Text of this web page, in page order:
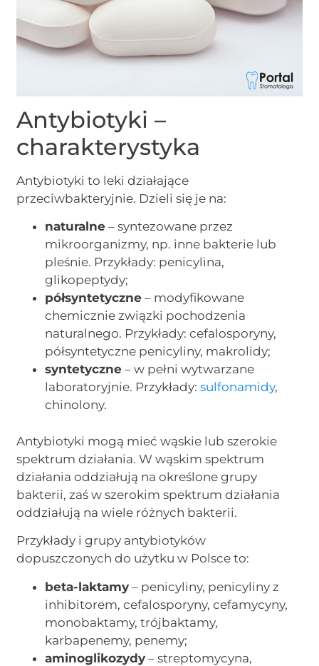
Antybiotyki –
charakterystyka
Antybiotyki to leki działające
przeciwbakteryjnie. Dzieli się je na:
naturalne – syntezowane przez
mikroorganizmy, np. inne bakterie lub
pleśnie. Przykłady: penicylina,
glikopeptydy;
półsyntetyczne – modyfikowane
chemicznie związki pochodzenia
naturalnego. Przykłady: cefalosporyny,
półsyntetyczne penicyliny, makrolidy;
syntetyczne – w pełni wytwarzane
laboratoryjnie. Przykłady:sulfonamidy,
chinolony.
Antybiotyki mogą mieć wąskie lub szerokie
spektrum działania. W wąskim spektrum
działania oddziałują na określone grupy
bakterii, zaś w szerokim spektrum działania
oddziałują na wiele różnych bakterii.
Przykłady i grupy antybiotyków
dopuszczonych do użytku w Polsce to:
beta-laktamy – penicyliny, penicyliny z
inhibitorem, cefalosporyny, cefamycyny,
monobaktamy, trójbaktamy,
karbapenemy, penemy;
aminoglikozydy – streptomycyna,